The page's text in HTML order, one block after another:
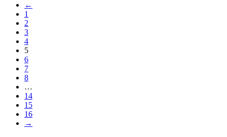
←
1
2
3
4
5
6
7
8
…
14
15
16
→